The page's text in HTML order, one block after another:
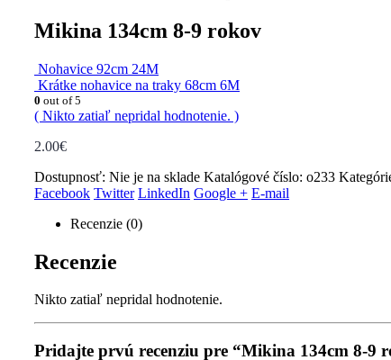
Mikina 134cm 8-9 rokov
Nohavice 92cm 24M
Krátke nohavice na traky 68cm 6M
0 out of 5
( Nikto zatiaľ nepridal hodnotenie. )
2.00€
Dostupnosť: Nie je na sklade Katalógové číslo: o233
Facebook Twitter LinkedIn Google + E-mail
Recenzie (0)
Recenzie
Nikto zatiaľ nepridal hodnotenie.
Pridajte prvú recenziu pre “Mikina 134cm 8-9